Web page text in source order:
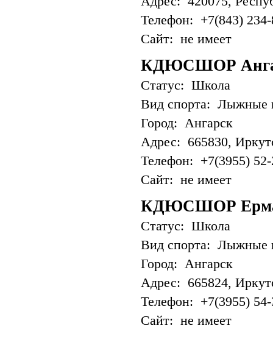
Телефон: +7(843)
Сайт: не имеет
КДЮСШОР
Статус: Школа
Вид спорта: Лыжные
Город: Ангарск
Адрес: 665830,
Телефон: +7(3955) 52-
Сайт: не имеет
КДЮСШОР
Статус: Школа
Вид спорта: Лыжные
Город: Ангарск
Адрес: 665824,
Телефон: +7(3955)
Сайт: не имеет